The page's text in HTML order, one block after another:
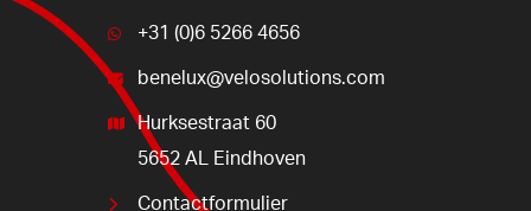
+31 (0)6 5266 4656
benelux@velosolutions.com
Hurksestraat 60
5652 AL Eindhoven
Contactformulier